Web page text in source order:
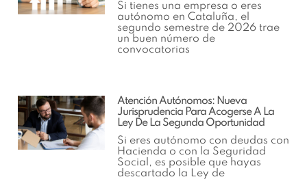
Si tienes una empresa o eres
autónomo en Cataluña, el
segundo semestre de 2026 trae
un buen número de
convocatorias
Atención Autónomos: Nueva
Jurisprudencia Para Acogerse A La
Ley De La Segunda Oportunidad
Si eres autónomo con deudas con
Hacienda o con la Seguridad
Social, es posible que hayas
descartado la Ley de